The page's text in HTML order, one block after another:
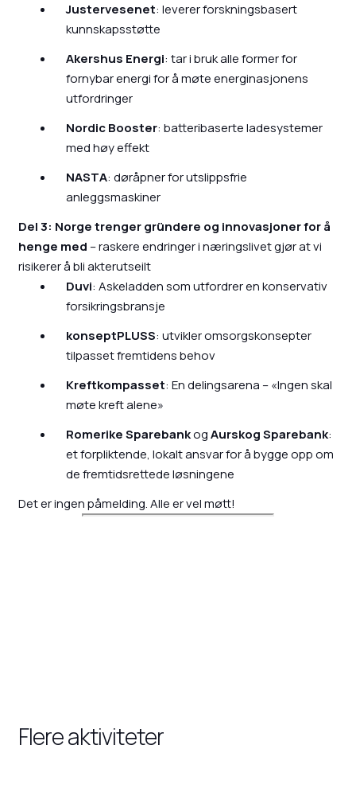
Justervesenet: leverer forskningsbasert
kunnskapsstøtte
Akershus Energi: tar i bruk alle former for
fornybar energi for å møte energinasjonens
utfordringer
Nordic Booster: batteribaserte ladesystemer
med høy effekt
NASTA: døråpner for utslippsfrie
anleggsmaskiner
Del 3: Norge trenger gründere og innovasjoner for å
henge med – raskere endringer i næringslivet gjør at vi
risikerer å bli akterutseilt
Duvi: Askeladden som utfordrer en konservativ
forsikringsbransje
konseptPLUSS: utvikler omsorgskonsepter
tilpasset fremtidens behov
Kreftkompasset: En delingsarena – «Ingen skal
møte kreft alene»
Romerike SparebankogAurskog Sparebank:
et forpliktende, lokalt ansvar for å bygge opp om
de fremtidsrettede løsningene
Det er ingen påmelding. Alle er vel møtt!
Flere aktiviteter